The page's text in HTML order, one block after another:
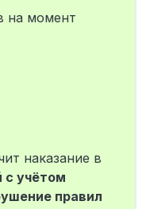
на момент
наказание в
с учётом
правил